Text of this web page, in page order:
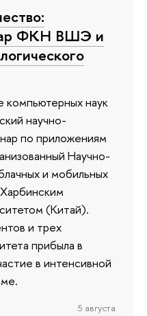
ФКН ВШЭ и
компьютерных наук
научно-
по приложениям
Научно-
и мобильных
(Китай).
и трех
прибыла в
в интенсивной
5 августа